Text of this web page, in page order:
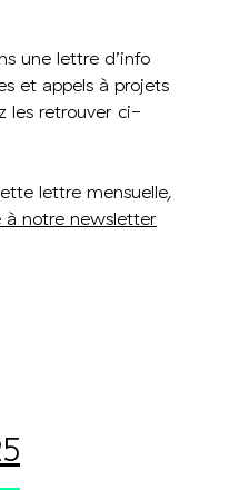
une lettre d’info
et appels à projets
les retrouver ci-
lettre mensuelle,
à notre newsletter